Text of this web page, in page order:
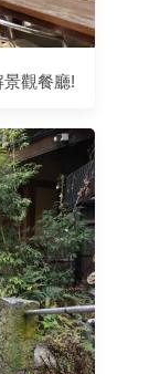
景觀餐廳!